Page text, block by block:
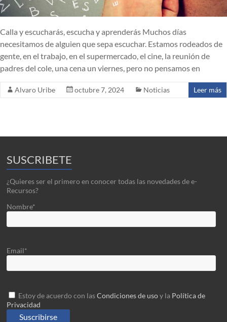
Calla y escucharás, escucha y aprenderás Muchos días
necesitamos de alguien que sepa escuchar. Estamos rodeados de
gente, en el trabajo, en el supermercado, el cine, la reunión de
padres del cole, una cena un viernes, pero no pensamos en
Alvaro Uribe octubre 7, 2024 Noticias Leer más
SUSCRIBETE
¿Quieres ser el primero en conocer todas las novedades de e-
Recursos?
Nombre*
Email*
Estoy de acuerdo con lasCondiciones de usoy la Política de
Privacidad